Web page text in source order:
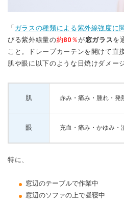
「 ガラスの種類による紫外線強度に
びる紫外線量の約80％が窓ガラスを
こと。ドレープカーテンを開けて直
肌や眼に以下のような日焼けダメー
肌 赤み・痛み・腫れ・発
眼 充血・痛み・かゆみ・
特に、
窓辺のテーブルで作業中
窓辺のソファの上で昼寝中